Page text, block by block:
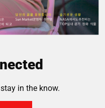
in the know.